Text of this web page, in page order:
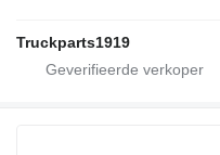
Truckparts1919